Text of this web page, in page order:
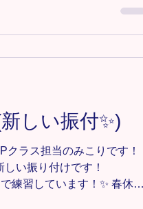
も地味なトレーニングも頑
バー募集中‼️ 見学•体験0円
にご連
-＊-＊-＊-＊-＊-＊
ンス #キッズチア #埼玉ダ
チア #大宮ダンス #大宮キ
ダンス #見沼
しい振付✨)
クラス担当のみこりです！
い振り付けです！
練習しています！✨ 春休み